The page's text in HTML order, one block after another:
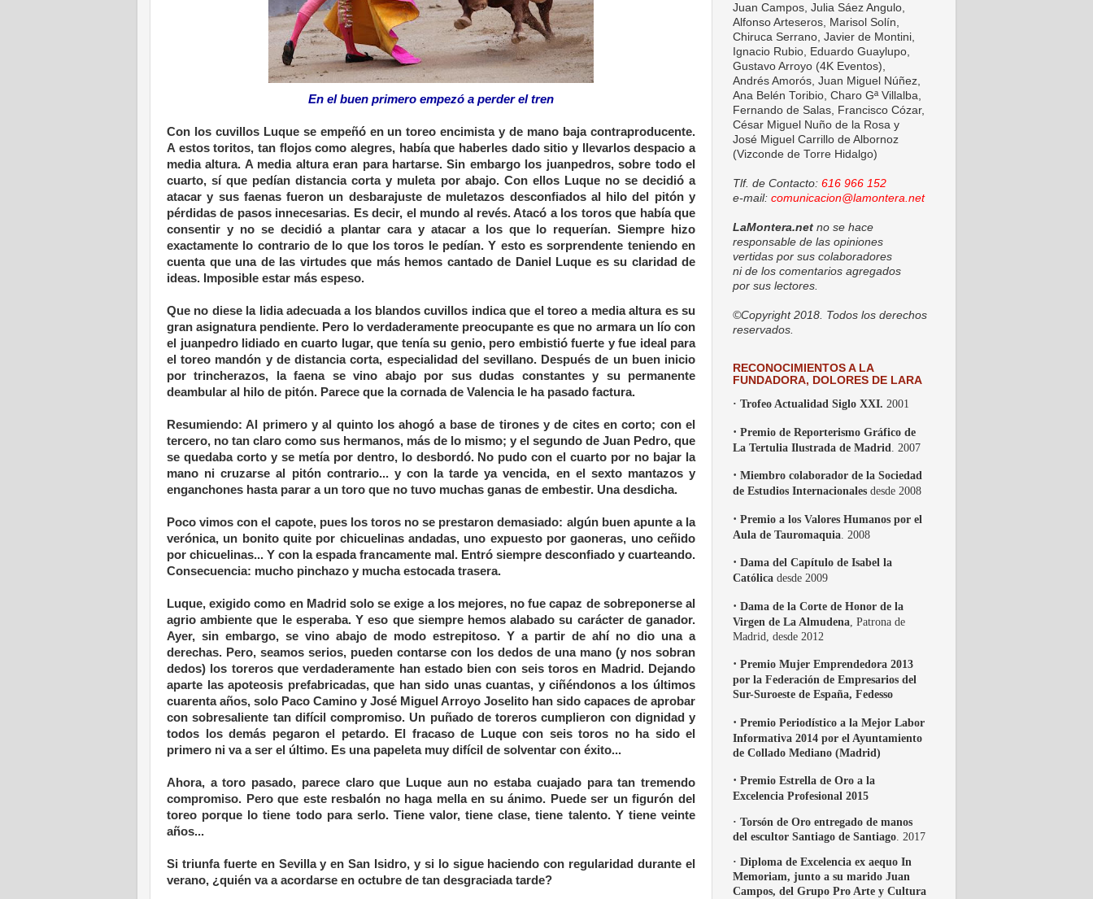
En el buen primero empezó a perder el tren
Con los cuvillos Luque se empeñó en un toreo encimista y de mano baja contraproducente.
A estos toritos, tan flojos como alegres, había que haberles dado sitio y llevarlos despacio a
media altura. A media altura eran para hartarse. Sin embargo los juanpedros, sobre todo el
cuarto, sí que pedían distancia corta y muleta por abajo. Con ellos Luque no se decidió a
atacar y sus faenas fueron un desbarajuste de muletazos desconfiados al hilo del pitón y
pérdidas de pasos innecesarias. Es decir, el mundo al revés. Atacó a los toros que había que
consentir y no se decidió a plantar cara y atacar a los que lo requerían. Siempre hizo
exactamente lo contrario de lo que los toros le pedían. Y esto es sorprendente teniendo en
cuenta que una de las virtudes que más hemos cantado de Daniel Luque es su claridad de
ideas. Imposible estar más espeso.
Que no diese la lidia adecuada a los blandos cuvillos indica que el toreo a media altura es su
gran asignatura pendiente. Pero lo verdaderamente preocupante es que no armara un lío con
el juanpedro lidiado en cuarto lugar, que tenía su genio, pero embistió fuerte y fue ideal para
el toreo mandón y de distancia corta, especialidad del sevillano. Después de un buen inicio
por trincherazos, la faena se vino abajo por sus dudas constantes y su permanente
deambular al hilo de pitón. Parece que la cornada de Valencia le ha pasado factura.
Resumiendo: Al primero y al quinto los ahogó a base de tirones y de cites en corto; con el
tercero, no tan claro como sus hermanos, más de lo mismo; y el segundo de Juan Pedro, que
se quedaba corto y se metía por dentro, lo desbordó. No pudo con el cuarto por no bajar la
mano ni cruzarse al pitón contrario... y con la tarde ya vencida, en el sexto mantazos y
enganchones hasta parar a un toro que no tuvo muchas ganas de embestir. Una desdicha.
Poco vimos con el capote, pues los toros no se prestaron demasiado: algún buen apunte a la
verónica, un bonito quite por chicuelinas andadas, uno expuesto por gaoneras, uno ceñido
por chicuelinas... Y con la espada francamente mal. Entró siempre desconfiado y cuarteando.
Consecuencia: mucho pinchazo y mucha estocada trasera.
Luque, exigido como en Madrid solo se exige a los mejores, no fue capaz de sobreponerse al
agrio ambiente que le esperaba. Y eso que siempre hemos alabado su carácter de ganador.
Ayer, sin embargo, se vino abajo de modo estrepitoso. Y a partir de ahí no dio una a
derechas. Pero, seamos serios, pueden contarse con los dedos de una mano (y nos sobran
dedos) los toreros que verdaderamente han estado bien con seis toros en Madrid. Dejando
aparte las apoteosis prefabricadas, que han sido unas cuantas, y ciñéndonos a los últimos
cuarenta años, solo Paco Camino y José Miguel Arroyo Joselito han sido capaces de aprobar
con sobresaliente tan difícil compromiso. Un puñado de toreros cumplieron con dignidad y
todos los demás pegaron el petardo. El fracaso de Luque con seis toros no ha sido el
primero ni va a ser el último. Es una papeleta muy difícil de solventar con éxito...
Ahora, a toro pasado, parece claro que Luque aun no estaba cuajado para tan tremendo
compromiso. Pero que este resbalón no haga mella en su ánimo. Puede ser un figurón del
toreo porque lo tiene todo para serlo. Tiene valor, tiene clase, tiene talento. Y tiene veinte
años...
Si triunfa fuerte en Sevilla y en San Isidro, y si lo sigue haciendo con regularidad durante el
verano, ¿quién va a acordarse en octubre de tan desgraciada tarde?
Juan Campos, Julia Sáez Angulo,
Alfonso Arteseros, Marisol Solín,
Chiruca Serrano, Javier de Montini,
Ignacio Rubio, Eduardo Guaylupo,
Gustavo Arroyo (4K Eventos),
Andrés Amorós, Juan Miguel Núñez,
Ana Belén Toribio, Charo Gª Villalba,
Fernando de Salas, Francisco Cózar,
César Miguel Nuño de la Rosa y
José Miguel Carrillo de Albornoz
(Vizconde de Torre Hidalgo)
Tlf. de Contacto: 616 966 152
e-mail: comunicacion@lamontera.net
LaMontera.net no se hace
responsable de las opiniones
vertidas por sus colaboradores
ni de los comentarios agregados
por sus lectores.
©Copyright 2018. Todos los derechos
reservados.
RECONOCIMIENTOS A LA
FUNDADORA, DOLORES DE LARA
· Trofeo Actualidad Siglo XXI. 2001
· Premio de Reporterismo Gráfico de
La Tertulia Ilustrada de Madrid . 2007
· Miembro colaborador de la Sociedad
de Estudios Internacionales desde 2008
· Premio a los Valores Humanos por el
Aula de Tauromaquia . 2008
· Dama del Capítulo de Isabel la
Católica desde 2009
· Dama de la Corte de Honor de la
Virgen de La Almudena , Patrona de
Madrid, desde 2012
· Premio Mujer Emprendedora 2013
por la Federación de Empresarios del
Sur-Suroeste de España, Fedesso
· Premio Periodístico a la Mejor Labor
Informativa 2014 por el Ayuntamiento
de Collado Mediano (Madrid)
· Premio Estrella de Oro a la
Excelencia Profesional 2015
· Torsón de Oro entregado de manos
del escultor Santiago de Santiago . 2017
· Diploma de Excelencia ex aequo In
Memoriam, junto a su marido Juan
Campos, del Grupo Pro Arte y Cultura